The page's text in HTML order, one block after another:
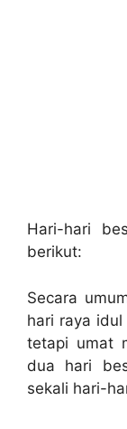
Hari-hari
berikut:
Secara
hari raya
tetapi umat
dua hari
sekali hari-